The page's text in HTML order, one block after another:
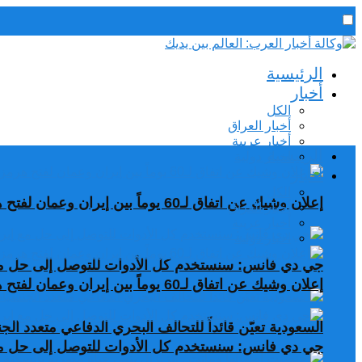
رئيس التحرير / د. اسماعيل الجنابي
الخميس,6 أغسطس, 2026الرئيسية
أخبار
الكل
أخبار العراق
أخبار عربية
إعلان وشيك عن اتفاق لـ60 يوماً بين إيران وعمان لفتح هرمز
جي دي فانس: سنستخدم كل الأدوات للتوصل إلى حل
السعودية تعيّن قائداً للتحالف البحري الدفاعي متعدد
الرئيسية
أخبار
أخبار العراق
إعلان وشيك عن اتفاق لـ60 يوماً بين إيران وعمان لفتح هرمز
جي دي فانس: سنستخدم كل الأدوات للتوصل إلى حل